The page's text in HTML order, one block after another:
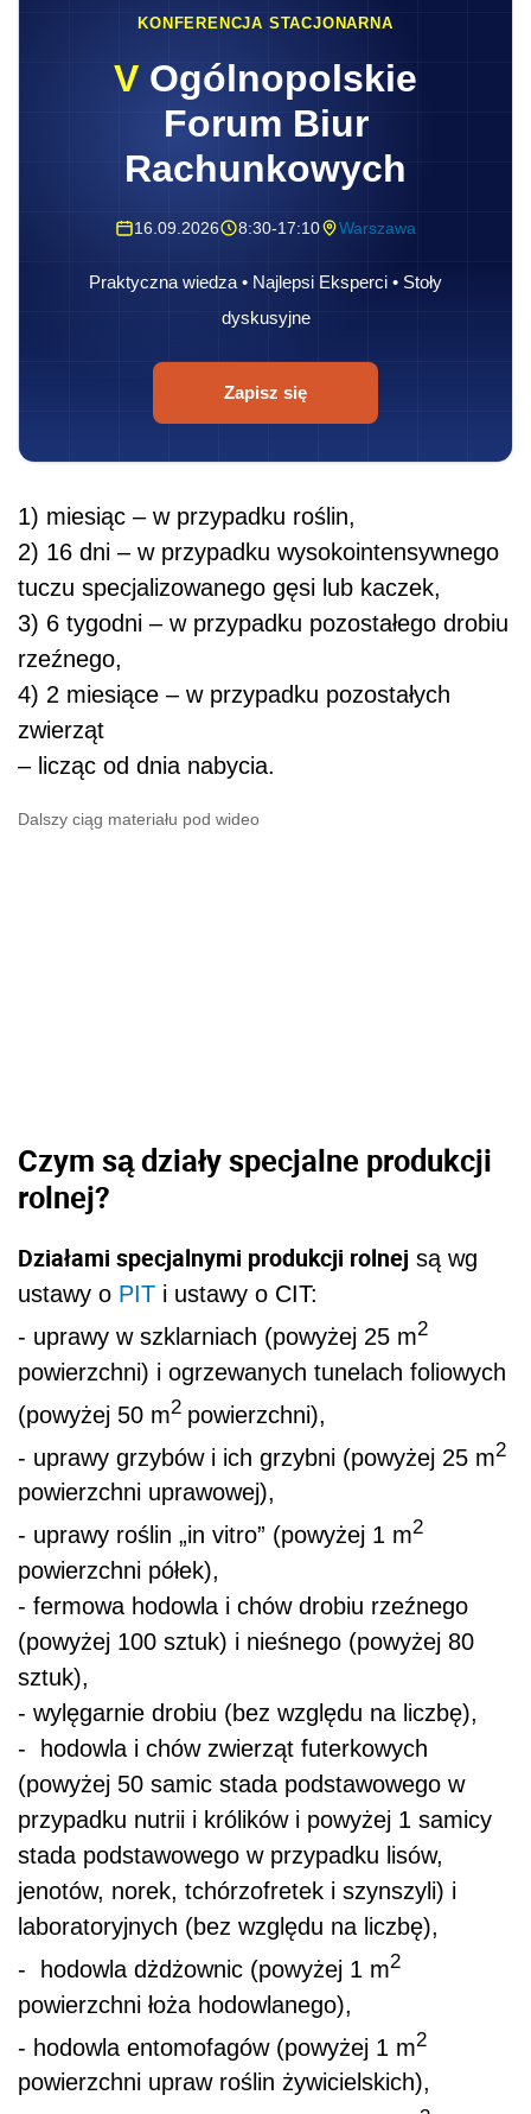
KONFERENCJA STACJONARNA
V Ogólnopolskie
Forum Biur
Rachunkowych
16.09.2026 8:30-17:10 Warszawa
Praktyczna wiedza • Najlepsi Eksperci • Stoły
dyskusyjne
Zapisz się
1) miesiąc – w przypadku roślin,
2) 16 dni – w przypadku wysokointensywnego
tuczu specjalizowanego gęsi lub kaczek,
3) 6 tygodni – w przypadku pozostałego drobiu
rzeźnego,
4) 2 miesiące – w przypadku pozostałych
zwierząt
– licząc od dnia nabycia.
Dalszy ciąg materiału pod wideo
Czym są działy specjalne produkcji
rolnej?
Działami specjalnymi produkcji rolnej są wg
ustawy o PIT i ustawy o CIT:
- uprawy w szklarniach (powyżej 25 m2
powierzchni) i ogrzewanych tunelach foliowych
(powyżej 50 m2 powierzchni),
- uprawy grzybów i ich grzybni (powyżej 25 m2
powierzchni uprawowej),
- uprawy roślin „in vitro” (powyżej 1 m2
powierzchni półek),
- fermowa hodowla i chów drobiu rzeźnego
(powyżej 100 sztuk) i nieśnego (powyżej 80
sztuk),
- wylęgarnie drobiu (bez względu na liczbę),
- hodowla i chów zwierząt futerkowych
(powyżej 50 samic stada podstawowego w
przypadku nutrii i królików i powyżej 1 samicy
stada podstawowego w przypadku lisów,
jenotów, norek, tchórzofretek i szynszyli) i
laboratoryjnych (bez względu na liczbę),
- hodowla dżdżownic (powyżej 1 m2
powierzchni łoża hodowlanego),
- hodowla entomofagów (powyżej 1 m2
powierzchni upraw roślin żywicielskich),